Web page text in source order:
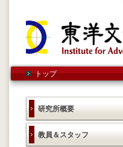
トップ
研究所概要
教員＆スタッフ